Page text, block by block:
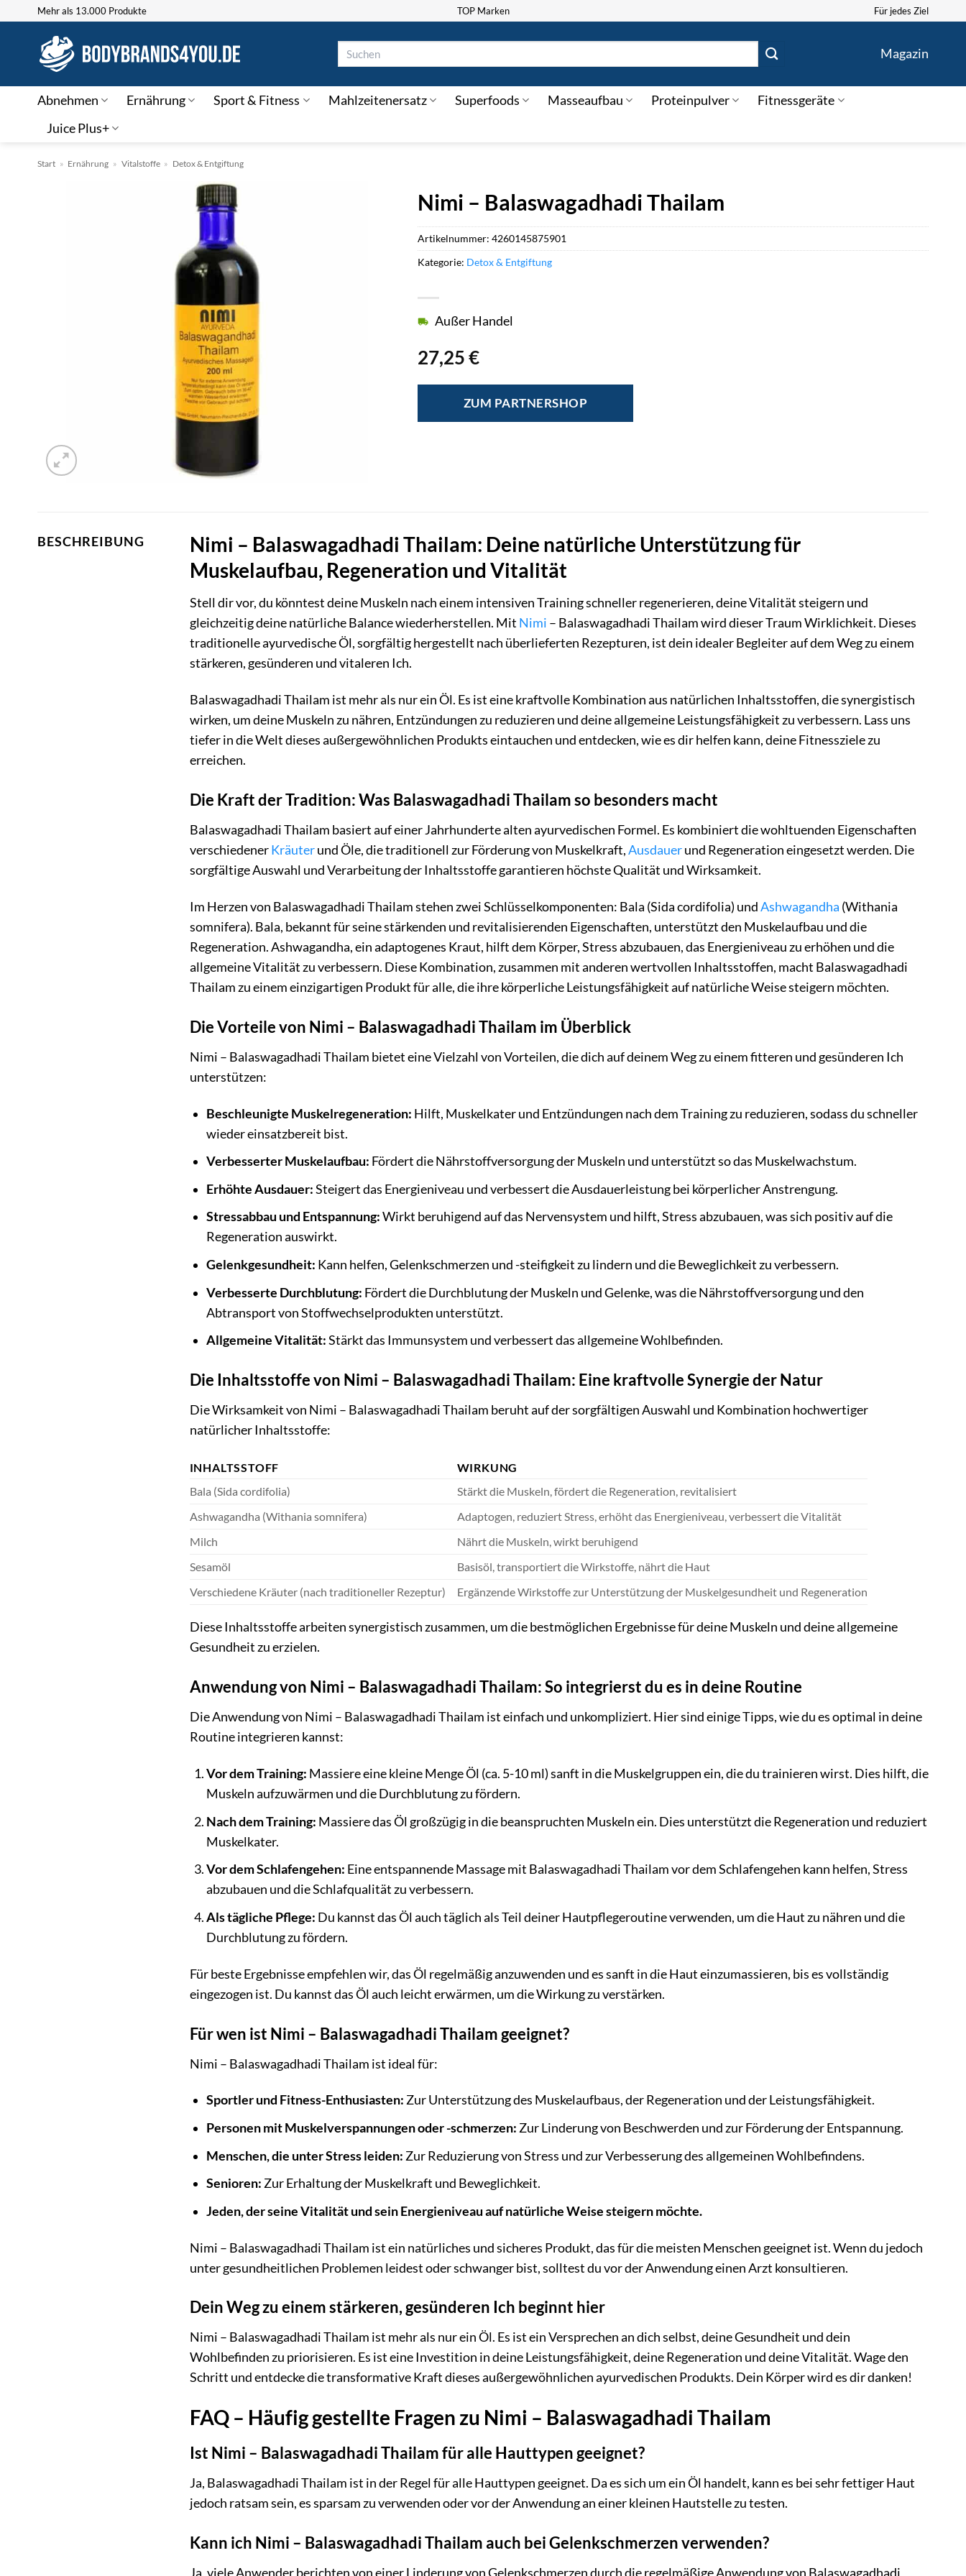
springen
Mehr als 13.000 Produkte TOP Marken Für jedes Ziel
Magazin
Abnehmen Ernährung Sport & Fitness Mahlzeitenersatz Superfoods Masseaufbau Proteinpulver
Fitnessgeräte
Juice Plus+
Start » Ernährung » Vitalstoffe » Detox & Entgiftung
Nimi – Balaswagadhadi Thailam
27,25€
Außer Handel
ZUM PARTNERSHOP
Artikelnummer:4260145875901
Kategorie: Detox & Entgiftung
BESCHREIBUNG
Nimi – Balaswagadhadi Thailam: Deine natürliche Unterstützung für
Muskelaufbau, Regeneration und Vitalität
Stell dir vor, du könntest deine Muskeln nach einem intensiven Training schneller regenerieren, deine Vitalität steigern und
gleichzeitig deine natürliche Balance wiederherstellen. Mit Nimi – Balaswagadhadi Thailam wird dieser Traum Wirklichkeit. Dieses
traditionelle ayurvedische Öl, sorgfältig hergestellt nach überlieferten Rezepturen, ist dein idealer Begleiter auf dem Weg zu einem
stärkeren, gesünderen und vitaleren Ich.
Balaswagadhadi Thailam ist mehr als nur ein Öl. Es ist eine kraftvolle Kombination aus natürlichen Inhaltsstoffen, die synergistisch
wirken, um deine Muskeln zu nähren, Entzündungen zu reduzieren und deine allgemeine Leistungsfähigkeit zu verbessern. Lass uns
tiefer in die Welt dieses außergewöhnlichen Produkts eintauchen und entdecken, wie es dir helfen kann, deine Fitnessziele zu
erreichen.
Die Kraft der Tradition: Was Balaswagadhadi Thailam so besonders macht
Balaswagadhadi Thailam basiert auf einer Jahrhunderte alten ayurvedischen Formel. Es kombiniert die wohltuenden Eigenschaften
verschiedenerKräuterund Öle, die traditionell zur Förderung von Muskelkraft,Ausdauerund Regeneration eingesetzt werden. Die
sorgfältige Auswahl und Verarbeitung der Inhaltsstoffe garantieren höchste Qualität und Wirksamkeit.
Im Herzen von Balaswagadhadi Thailam stehen zwei Schlüsselkomponenten: Bala (Sida cordifolia) undAshwagandha (Withania
somnifera). Bala, bekannt für seine stärkenden und revitalisierenden Eigenschaften, unterstützt den Muskelaufbau und die
Regeneration. Ashwagandha, ein adaptogenes Kraut, hilft dem Körper, Stress abzubauen, das Energieniveau zu erhöhen und die
allgemeine Vitalität zu verbessern. Diese Kombination, zusammen mit anderen wertvollen Inhaltsstoffen, macht Balaswagadhadi
Thailam zu einem einzigartigen Produkt für alle, die ihre körperliche Leistungsfähigkeit auf natürliche Weise steigern möchten.
Die Vorteile von Nimi – Balaswagadhadi Thailam im Überblick
Nimi – Balaswagadhadi Thailam bietet eine Vielzahl von Vorteilen, die dich auf deinem Weg zu einem fitteren und gesünderen Ich
unterstützen:
Beschleunigte Muskelregeneration: Hilft, Muskelkater und Entzündungen nach dem Training zu reduzieren, sodass du schneller
wieder einsatzbereit bist.
Verbesserter Muskelaufbau: Fördert die Nährstoffversorgung der Muskeln und unterstützt so das Muskelwachstum.
Erhöhte Ausdauer:Steigert das Energieniveau und verbessert die Ausdauerleistung bei körperlicher Anstrengung.
Stressabbau und Entspannung:Wirkt beruhigend auf das Nervensystem und hilft, Stress abzubauen, was sich positiv auf die
Regeneration auswirkt.
Gelenkgesundheit: Kann helfen, Gelenkschmerzen und -steifigkeit zu lindern und die Beweglichkeit zu verbessern.
Verbesserte Durchblutung: Fördert die Durchblutung der Muskeln und Gelenke, was die Nährstoffversorgung und den
Abtransport von Stoffwechselprodukten unterstützt.
Allgemeine Vitalität:Stärkt das Immunsystem und verbessert das allgemeine Wohlbefinden.
Die Inhaltsstoffe von Nimi – Balaswagadhadi Thailam: Eine kraftvolle Synergie der Natur
Die Wirksamkeit von Nimi – Balaswagadhadi Thailam beruht auf der sorgfältigen Auswahl und Kombination hochwertiger
natürlicher Inhaltsstoffe:
INHALTSSTOFF
WIRKUNG
Bala (Sida cordifolia)
Stärkt die Muskeln, fördert die Regeneration, revitalisiert
Ashwagandha (Withania somnifera)
Adaptogen, reduziert Stress, erhöht das Energieniveau, verbessert die Vitalität
Milch
Nährt die Muskeln, wirkt beruhigend
Sesamöl
Basisöl, transportiert die Wirkstoffe, nährt die Haut
Verschiedene Kräuter (nach traditioneller Rezeptur)
Ergänzende Wirkstoffe zur Unterstützung der Muskelgesundheit und Regeneration
Diese Inhaltsstoffe arbeiten synergistisch zusammen, um die bestmöglichen Ergebnisse für deine Muskeln und deine allgemeine
Gesundheit zu erzielen.
Anwendung von Nimi – Balaswagadhadi Thailam: So integrierst du es in deine Routine
Die Anwendung von Nimi – Balaswagadhadi Thailam ist einfach und unkompliziert. Hier sind einige Tipps, wie du es optimal in deine
Routine integrieren kannst:
Vor dem Training: Massiere eine kleine Menge Öl (ca. 5-10 ml) sanft in die Muskelgruppen ein, die du trainieren wirst. Dies hilft, die
Muskeln aufzuwärmen und die Durchblutung zu fördern.
Nach dem Training: Massiere das Öl großzügig in die beanspruchten Muskeln ein. Dies unterstützt die Regeneration und reduziert
Muskelkater.
Vor dem Schlafengehen: Eine entspannende Massage mit Balaswagadhadi Thailam vor dem Schlafengehen kann helfen, Stress
abzubauen und die Schlafqualität zu verbessern.
Als tägliche Pflege: Du kannst das Öl auch täglich als Teil deiner Hautpflegeroutine verwenden, um die Haut zu nähren und die
Durchblutung zu fördern.
Für beste Ergebnisse empfehlen wir, das Öl regelmäßig anzuwenden und es sanft in die Haut einzumassieren, bis es vollständig
eingezogen ist. Du kannst das Öl auch leicht erwärmen, um die Wirkung zu verstärken.
Für wen ist Nimi – Balaswagadhadi Thailam geeignet?
Nimi – Balaswagadhadi Thailam ist ideal für:
Sportler und Fitness-Enthusiasten:Zur Unterstützung des Muskelaufbaus, der Regeneration und der Leistungsfähigkeit.
Personen mit Muskelverspannungen oder -schmerzen: Zur Linderung von Beschwerden und zur Förderung der Entspannung.
Menschen, die unter Stress leiden: Zur Reduzierung von Stress und zur Verbesserung des allgemeinen Wohlbefindens.
Senioren: Zur Erhaltung der Muskelkraft und Beweglichkeit.
Jeden, der seine Vitalität und sein Energieniveau auf natürliche Weise steigern möchte.
Nimi – Balaswagadhadi Thailam ist ein natürliches und sicheres Produkt, das für die meisten Menschen geeignet ist. Wenn du jedoch
unter gesundheitlichen Problemen leidest oder schwanger bist, solltest du vor der Anwendung einen Arzt konsultieren.
Dein Weg zu einem stärkeren, gesünderen Ich beginnt hier
Nimi – Balaswagadhadi Thailam ist mehr als nur ein Öl. Es ist ein Versprechen an dich selbst, deine Gesundheit und dein
Wohlbefinden zu priorisieren. Es ist eine Investition in deine Leistungsfähigkeit, deine Regeneration und deine Vitalität. Wage den
Schritt und entdecke die transformative Kraft dieses außergewöhnlichen ayurvedischen Produkts. Dein Körper wird es dir danken!
FAQ – Häufig gestellte Fragen zu Nimi – Balaswagadhadi Thailam
Ist Nimi – Balaswagadhadi Thailam für alle Hauttypen geeignet?
Ja, Balaswagadhadi Thailam ist in der Regel für alle Hauttypen geeignet. Da es sich um ein Öl handelt, kann es bei sehr fettiger Haut
jedoch ratsam sein, es sparsam zu verwenden oder vor der Anwendung an einer kleinen Hautstelle zu testen.
Kann ich Nimi – Balaswagadhadi Thailam auch bei Gelenkschmerzen verwenden?
Ja, viele Anwender berichten von einer Linderung von Gelenkschmerzen durch die regelmäßige Anwendung von Balaswagadhadi